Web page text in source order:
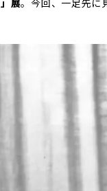
展。今回、一足先に